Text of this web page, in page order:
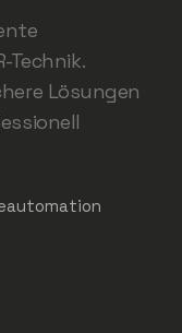
Technik.
Lösungen